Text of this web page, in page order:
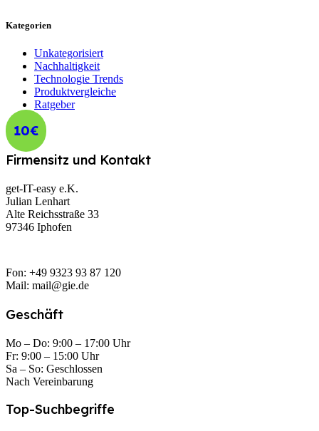
Kategorien
Unkategorisiert
Nachhaltigkeit
Technologie Trends
Produktvergleiche
Ratgeber
10€
Firmensitz und Kontakt
get-IT-easy e.K.
Julian Lenhart
Alte Reichsstraße 33
97346 Iphofen
Fon: +49 9323 93 87 120
Mail: mail@gie.de
Geschäft
Mo – Do: 9:00 – 17:00 Uhr
Fr: 9:00 – 15:00 Uhr
Sa – So: Geschlossen
Nach Vereinbarung
Top-Suchbegriffe